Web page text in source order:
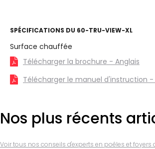
SPÉCIFICATIONS DU 60-TRU-VIEW-XL
Surface chauffée
Télécharger la brochure - Anglais
Télécharger le manuel d'instruction -
Nos plus récents
Voir tous nos conseils d'experts en poêles et foyers